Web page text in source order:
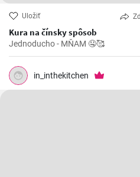
Uložiť
Kura na čínsky spôsob
Jednoducho - MŇAM 🤤🥰
in_inthekitchen